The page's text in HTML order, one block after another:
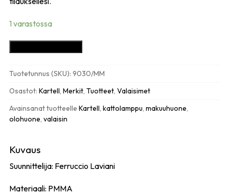
1 varastossa
FL/Y
mattaruskea
määrä
Tuotetunnus (SKU):9030/MM
Osastot:Kartell,Merkit,Tuotteet,Valaisimet
Avainsanat tuotteelleKartell,kattolamppu,makuuhuone,
olohuone,valaisin
Kuvaus
Suunnittelija: Ferruccio Laviani
Materiaali: PMMA